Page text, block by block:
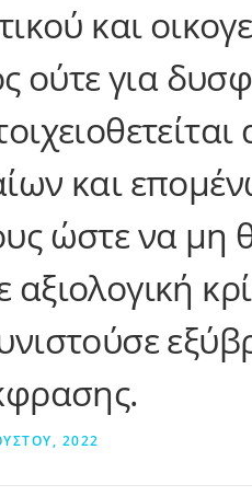
και
ούτε για
και
ώστε να μη
2022